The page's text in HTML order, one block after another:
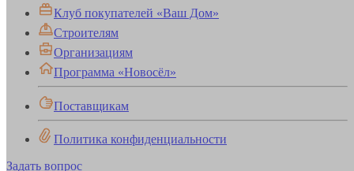
Клуб покупателей «Ваш Дом»
Строителям
Организациям
Программа «Новосёл»
Поставщикам
Политика конфиденциальности
Задать вопрос